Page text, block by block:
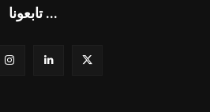
تابعونا ...